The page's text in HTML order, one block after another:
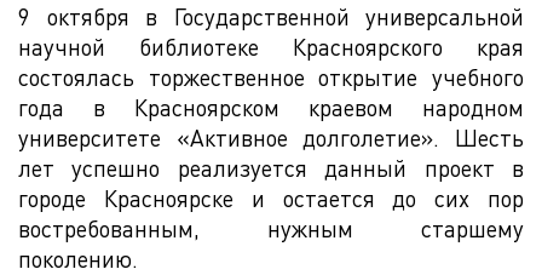
9 октября в Государственной универсальной
научной библиотеке Красноярского края
состоялась торжественное открытие учебного
года в Красноярском краевом народном
университете «Активное долголетие». Шесть
лет успешно реализуется данный проект в
городе Красноярске и остается до сих пор
востребованным, нужным старшему
поколению.